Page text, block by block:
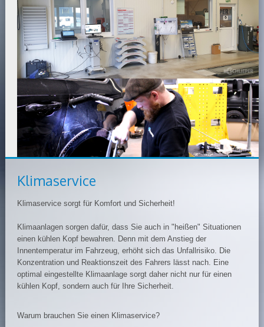
Klimaservice
Klimaservice sorgt für Komfort und Sicherheit!
Klimaanlagen sorgen dafür, dass Sie auch in "heißen" Situationen
einen kühlen Kopf bewahren. Denn mit dem Anstieg der
Innentemperatur im Fahrzeug, erhöht sich das Unfallrisiko. Die
Konzentration und Reaktionszeit des Fahrers lässt nach. Eine
optimal eingestellte Klimaanlage sorgt daher nicht nur für einen
kühlen Kopf, sondern auch für Ihre Sicherheit.
Warum brauchen Sie einen Klimaservice?